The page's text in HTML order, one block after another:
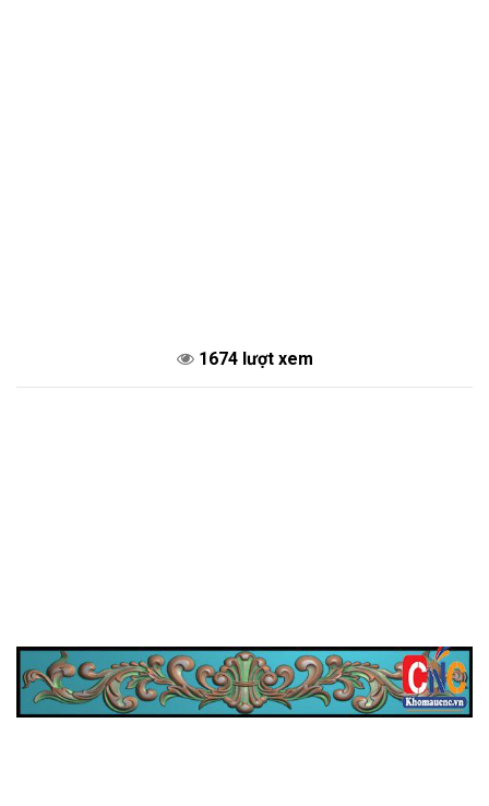
1674 lượt xem